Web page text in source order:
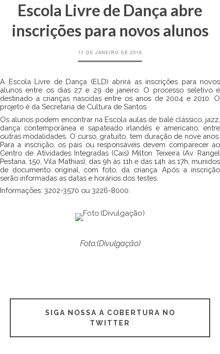
Escola Livre de Dança abre
inscrições para novos alunos
11 DE JANEIRO DE 2016
A Escola Livre de Dança (ELD) abrirá as inscrições para novos
alunos entre os dias 27 e 29 de janeiro. O processo seletivo é
destinado a crianças nascidas entre os anos de 2004 e 2010. O
projeto é da Secretaria de Cultura de Santos.
Os alunos podem encontrar na Escola aulas de balé clássico, jazz,
dança contemporânea e sapateado irlandês e americano, entre
outras modalidades. O curso, gratuito, tem duração de nove anos.
Para a inscrição, os pais ou responsáveis devem comparecer ao
Centro de Atividades Integradas (Cais) Milton Teixeira (Av. Rangel
Pestana, 150, Vila Mathias), das 9h às 11h e das 14h às 17h, munidos
de documento original, com foto, da criança. Após a inscrição
serão informadas as datas e horários dos testes.
Informações: 3202-3570 ou 3226-8000.
Foto:(Divulgação)
SIGA NOSSA A COBERTURA NO
TWITTER